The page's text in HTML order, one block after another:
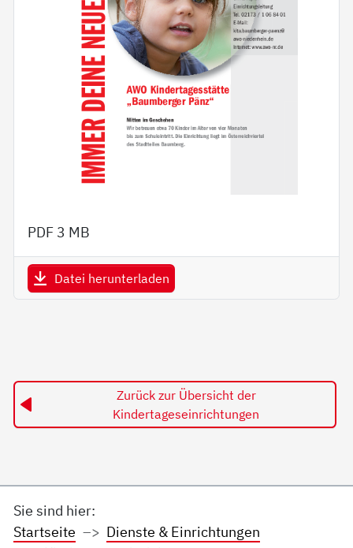
PDF 3 MB
Datei herunterladen
Zurück zur Übersicht der
Kindertageseinrichtungen
Sie sind hier:
Startseite
Dienste & Einrichtungen